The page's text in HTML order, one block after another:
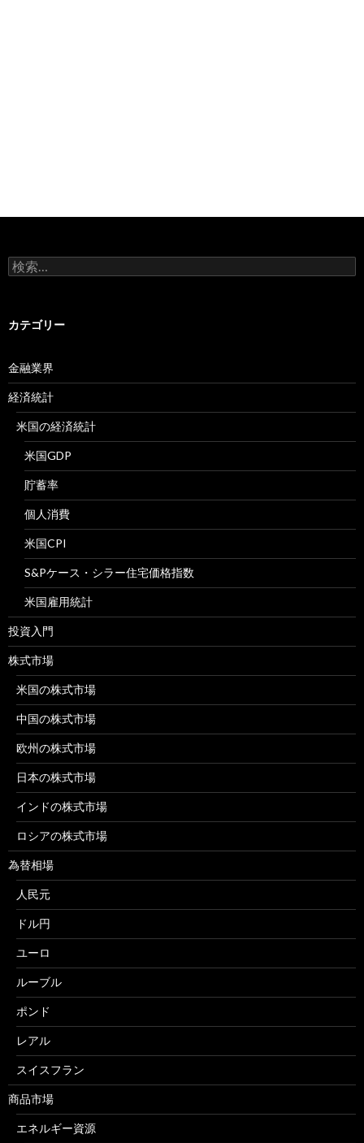
検
索:
カテゴリー
金融業界
経済統計
米国の経済統計
米国GDP
貯蓄率
個人消費
米国CPI
S&Pケース・シラー住宅価格指数
米国雇用統計
投資入門
株式市場
米国の株式市場
中国の株式市場
欧州の株式市場
日本の株式市場
インドの株式市場
ロシアの株式市場
為替相場
人民元
ドル円
ユーロ
ルーブル
ポンド
レアル
スイスフラン
商品市場
エネルギー資源